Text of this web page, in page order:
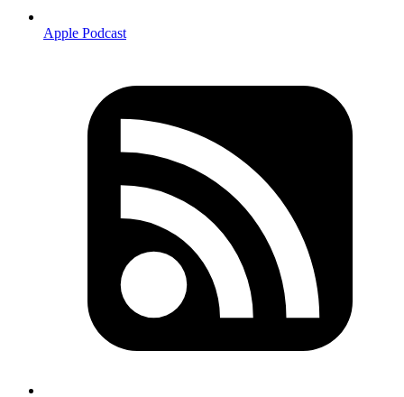
Apple Podcast